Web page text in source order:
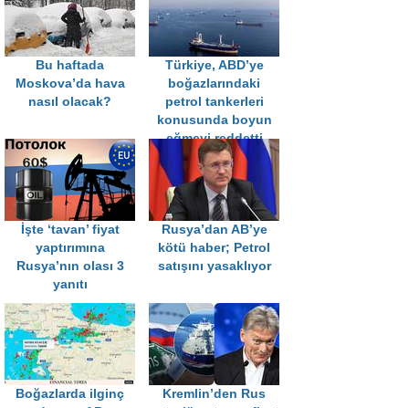
Bu haftada
Moskova’da hava
nasıl olacak?
Türkiye, ABD’ye
boğazlarındaki
petrol tankerleri
konusunda boyun
eğmeyi reddetti
İşte ‘tavan’ fiyat
yaptırımına
Rusya’nın olası 3
yanıtı
Rusya’dan AB’ye
kötü haber; Petrol
satışını yasaklıyor
Boğazlarda ilginç
Kremlin’den Rus